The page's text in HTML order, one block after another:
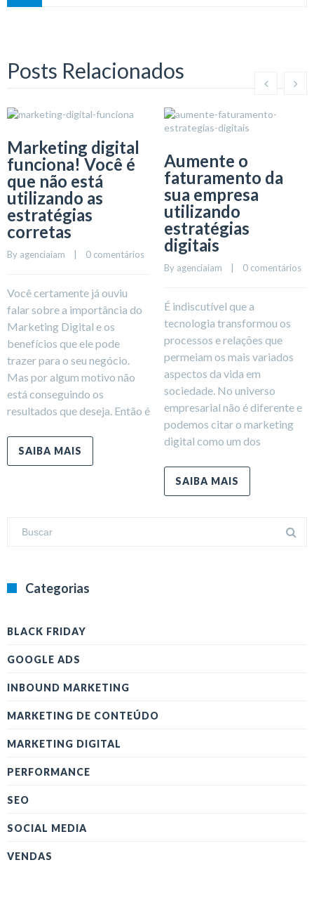
Posts Relacionados
Marketing digital
funciona! Você é
que não está
utilizando as
estratégias
corretas
By agenciaiam 0 comentários
Você certamente já ouviu
falar sobre a importância do
Marketing Digital e os
benefícios que ele pode
trazer para o seu negócio.
Mas por algum motivo não
está conseguindo os
resultados que deseja. Então é
SAIBA MAIS
Aumente o
faturamento da
sua empresa
utilizando
estratégias
digitais
By agenciaiam 0 comentários
É indiscutível que a
tecnologia transformou os
processos e relações que
permeiam os mais variados
aspectos da vida em
sociedade. No universo
empresarial não é diferente e
podemos citar o marketing
digital como um dos
SAIBA MAIS
Categorias
BLACK FRIDAY
GOOGLE ADS
INBOUND MARKETING
MARKETING DE CONTEÚDO
MARKETING DIGITAL
PERFORMANCE
SEO
SOCIAL MEDIA
VENDAS